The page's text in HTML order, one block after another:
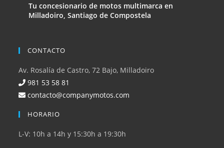
Tu concesionario de motos multimarca en
Milladoiro, Santiago de Compostela
CONTACTO
Av. Rosalía de Castro, 72 Bajo, Milladoiro
981 53 58 81
contacto@companymotos.com
HORARIO
L-V: 10h a 14h y 15:30h a 19:30h